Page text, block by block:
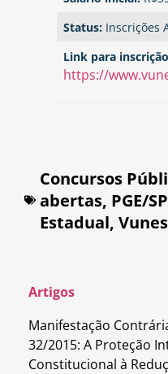
Status: Inscrições
Link para inscrição
https://
Concursos
abertas, PGE/SP
Estadual,
Artigos
Manifestação
32/2015: A Proteção
Constitucional à